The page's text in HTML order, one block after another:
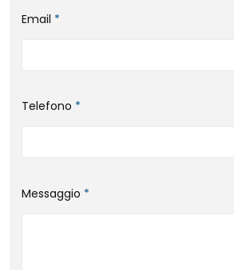
Email *
Telefono *
Messaggio *